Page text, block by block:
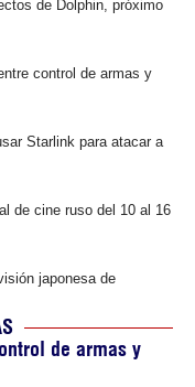
de Dolphin, próximo
control de armas y
Starlink para atacar a
de cine ruso del 10 al 16
japonesa de
de armas y